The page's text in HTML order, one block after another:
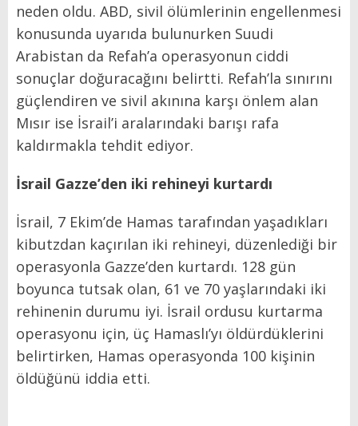
neden oldu. ABD, sivil ölümlerinin engellenmesi
konusunda uyarıda bulunurken Suudi
Arabistan da Refah’a operasyonun ciddi
sonuçlar doğuracağını belirtti. Refah’la sınırını
güçlendiren ve sivil akınına karşı önlem alan
Mısır ise İsrail’i aralarındaki barışı rafa
kaldırmakla tehdit ediyor.
İsrail Gazze’den iki rehineyi kurtardı
İsrail, 7 Ekim’de Hamas tarafından yaşadıkları
kibutzdan kaçırılan iki rehineyi, düzenlediği bir
operasyonla Gazze’den kurtardı. 128 gün
boyunca tutsak olan, 61 ve 70 yaşlarındaki iki
rehinenin durumu iyi. İsrail ordusu kurtarma
operasyonu için, üç Hamaslı’yı öldürdüklerini
belirtirken, Hamas operasyonda 100 kişinin
öldüğünü iddia etti.